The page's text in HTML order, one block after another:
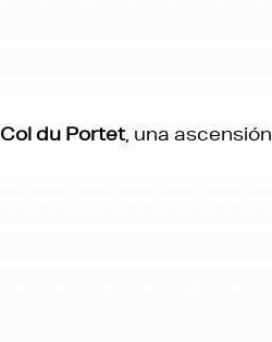
Col du Portet, una ascensión